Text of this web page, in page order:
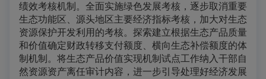
绩效考核机制。全面实施绿色发展考核，逐步取消重要
生态功能区、源头地区主要经济指标考核，加大对生态
资源保护开发利用的考核。探索建立根据生态产品质量
和价值确定财政转移支付额度、横向生态补偿额度的体
制机制。将生态产品价值实现机制试点工作纳入干部自
然资源资产离任审计内容，进一步引导处理好经济发展